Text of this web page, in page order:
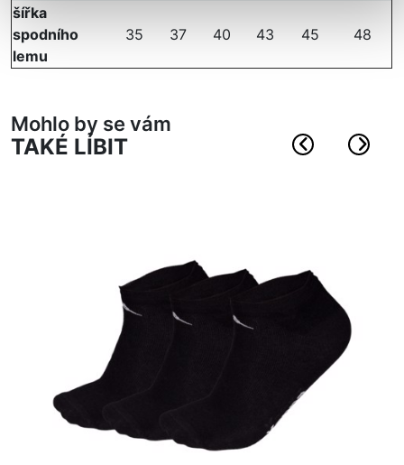
šířka
spodního
lemu
35 37 40 43 45 48
Mohlo by se vám
TAKÉ LÍBIT